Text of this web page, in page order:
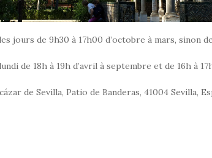
jours de 9h30 à 17h00 d’octobre à mars, sinon
de 18h à 19h d’avril à septembre et de 16h à
de Sevilla, Patio de Banderas, 41004 Sevilla,